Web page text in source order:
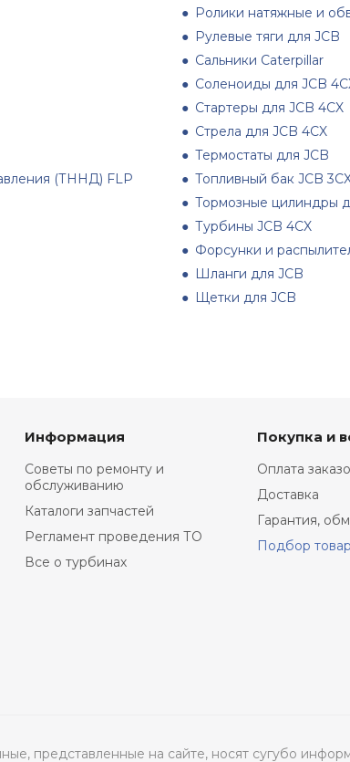
Ролики натяжные и
Рулевые тяги для JCB
Сальники Caterpillar
Соленоиды для JCB
Стартеры для JCB 4CX
Стрела для JCB 4CX
Термостаты для JCB
(ТННД) FLP
Топливный бак JCB
Тормозные цилиндры
Турбины JCB 4CX
Форсунки и
Шланги для JCB
Щетки для JCB
Информация
Советы по ремонту и
обслуживанию
Каталоги запчастей
Регламент проведения ТО
Все о турбинах
Покупка и
Оплата
Доставка
Гарантия,
Подбор
представленные на сайте, носят сугубо